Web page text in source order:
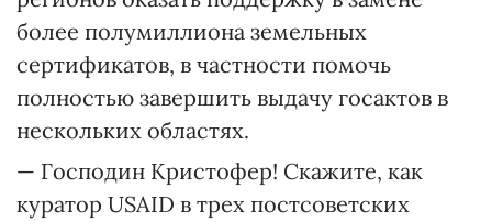
более полумиллиона земельных
сертификатов, в частности помочь
полностью завершить выдачу госактов в
нескольких областях.
— Господин Кристофер! Скажите, как
куратор USAID в трех постсоветских